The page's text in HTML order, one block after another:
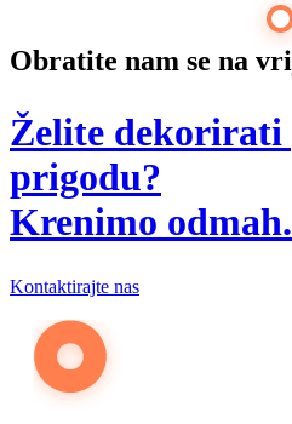
Obratite nam se na
Želite dekorirati
prigodu?
Krenimo
Kontaktirajte nas